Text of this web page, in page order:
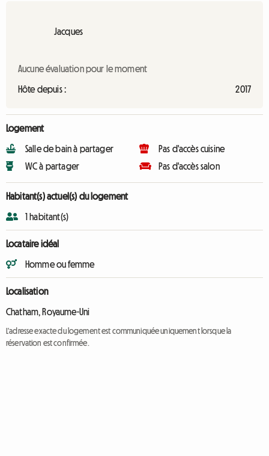
Jacques
Aucune évaluation pour le moment
Hôte depuis : 2017
Logement
Salle de bain à partager
WC à partager
Pas d'accès cuisine
Pas d'accès salon
Habitant(s) actuel(s) du logement
1 habitant(s)
Locataire idéal
Homme ou femme
Localisation
Chatham, Royaume-Uni
L'adresse exacte du logement est communiquée uniquement lorsque la
réservation est confirmée.